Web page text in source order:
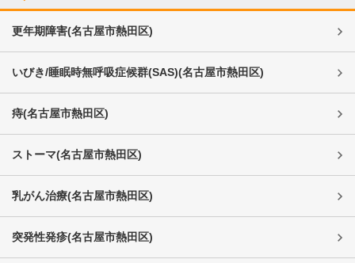
更年期障害(名古屋市熱田区)
いびき/睡眠時無呼吸症候群(SAS)(名古屋市熱田区)
痔(名古屋市熱田区)
ストーマ(名古屋市熱田区)
乳がん治療(名古屋市熱田区)
突発性発疹(名古屋市熱田区)